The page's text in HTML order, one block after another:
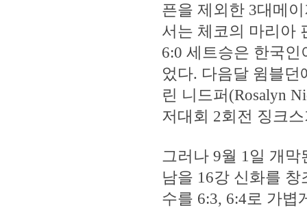
픈을 제외한 3대메
서는 체코의 마리아
6:0 세트승은 한국
었다. 다음달 윔블
린 니드퍼(Rosalyn
저대회 2회전 징크
그러나 9월 1일 개
남을 16강 신화를 창
수를 6:3, 6:4로 가볍